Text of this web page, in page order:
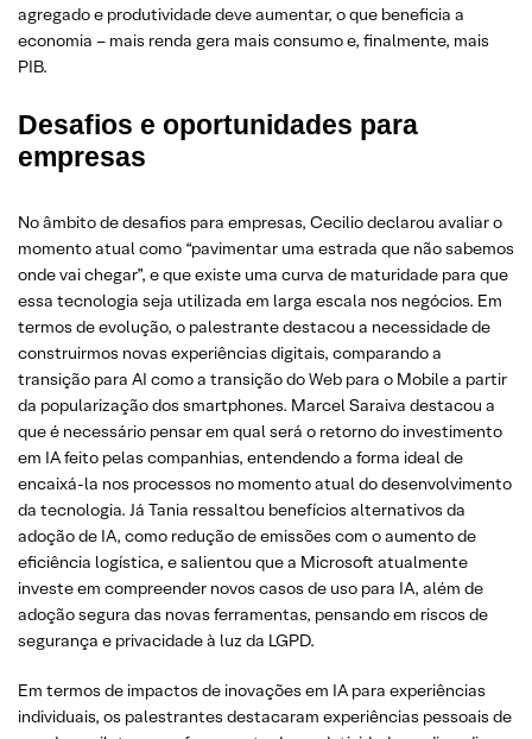
agregado e produtividade deve aumentar, o que beneficia a
economia – mais renda gera mais consumo e, finalmente, mais
PIB.
Desafios e oportunidades para
empresas
No âmbito de desafios para empresas, Cecilio declarou avaliar o
momento atual como “pavimentar uma estrada que não sabemos
onde vai chegar”, e que existe uma curva de maturidade para que
essa tecnologia seja utilizada em larga escala nos negócios. Em
termos de evolução, o palestrante destacou a necessidade de
construirmos novas experiências digitais, comparando a
transição para AI como a transição do Web para o Mobile a partir
da popularização dos smartphones. Marcel Saraiva destacou a
que é necessário pensar em qual será o retorno do investimento
em IA feito pelas companhias, entendendo a forma ideal de
encaixá-la nos processos no momento atual do desenvolvimento
da tecnologia. Já Tania ressaltou benefícios alternativos da
adoção de IA, como redução de emissões com o aumento de
eficiência logística, e salientou que a Microsoft atualmente
investe em compreender novos casos de uso para IA, além de
adoção segura das novas ferramentas, pensando em riscos de
segurança e privacidade à luz da LGPD.
Em termos de impactos de inovações em IA para experiências
individuais, os palestrantes destacaram experiências pessoais de